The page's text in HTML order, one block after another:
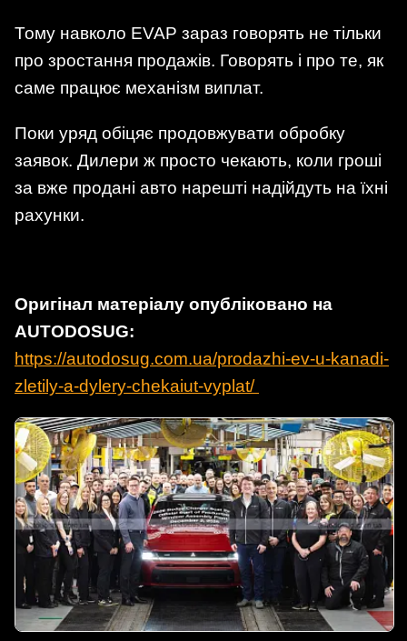
Тому навколо EVAP зараз говорять не тільки
про зростання продажів. Говорять і про те, як
саме працює механізм виплат.
Поки уряд обіцяє продовжувати обробку
заявок. Дилери ж просто чекають, коли гроші
за вже продані авто нарешті надійдуть на їхні
рахунки.
Оригінал матеріалу опубліковано на
AUTODOSUG:
https://autodosug.com.ua/prodazhi-ev-u-kanadi-
zletily-a-dylery-chekaiut-vyplat/